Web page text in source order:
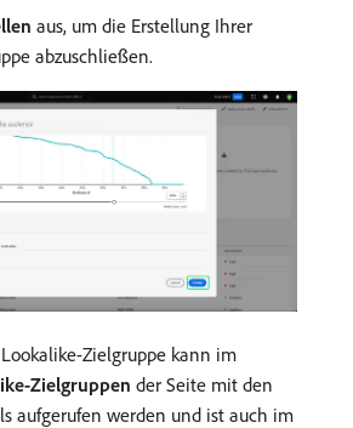
aus, um die Erstellung Ihrer
abzuschließen.
Zielgruppe kann im
Zielgruppen der Seite mit den
aufgerufen werden und ist auch im